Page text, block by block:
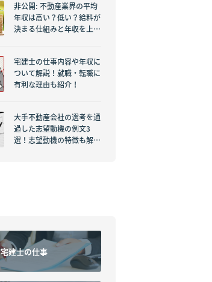
非公開: 不動産業界の平均
年収は高い？低い？給料が
決まる仕組みと年収を上げ
宅建士の仕事内容や年収に
ついて解説！就職・転職に
有利な理由も紹介！
大手不動産会社の選考を通
過した志望動機の例文3
選！志望動機の特徴も解
宅建士の仕事